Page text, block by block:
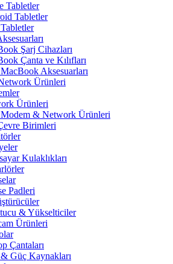
Tabletler
Tabletler
Şarj Cihazları
Çanta ve Kılıfları
Aksesuarları
Ürünleri
Ürünleri
& Network Ürünleri
Birimleri
Kulaklıkları
Padleri
& Yükselticiler
Ürünleri
Çantaları
Güç Kaynakları